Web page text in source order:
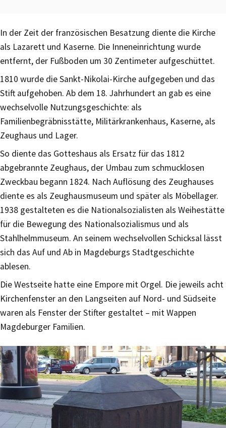
In der Zeit der französischen Besatzung diente die Kirche
als Lazarett und Kaserne. Die Inneneinrichtung wurde
entfernt, der Fußboden um 30 Zentimeter aufgeschüttet.
1810 wurde die Sankt-Nikolai-Kirche aufgegeben und das
Stift aufgehoben. Ab dem 18. Jahrhundert an gab es eine
wechselvolle Nutzungsgeschichte: als
Familienbegräbnisstätte, Militärkrankenhaus, Kaserne, als
Zeughaus und Lager.
So diente das Gotteshaus als Ersatz für das 1812
abgebrannte Zeughaus, der Umbau zum schmucklosen
Zweckbau begann 1824. Nach Auflösung des Zeughauses
diente es als Zeughausmuseum und später als Möbellager.
1938 gestalteten es die Nationalsozialisten als Weihestätte
für die Bewegung des Nationalsozialismus und als
Stahlhelmmuseum. An seinem wechselvollen Schicksal lässt
sich das Auf und Ab in Magdeburgs Stadtgeschichte
ablesen.
Die Westseite hatte eine Empore mit Orgel. Die jeweils acht
Kirchenfenster an den Langseiten auf Nord- und Südseite
waren als Fenster der Stifter gestaltet – mit Wappen
Magdeburger Familien.